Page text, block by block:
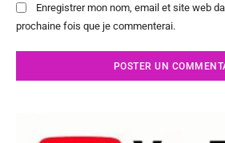
Enregistrer mon nom, email et site web
prochaine fois que je commenterai.